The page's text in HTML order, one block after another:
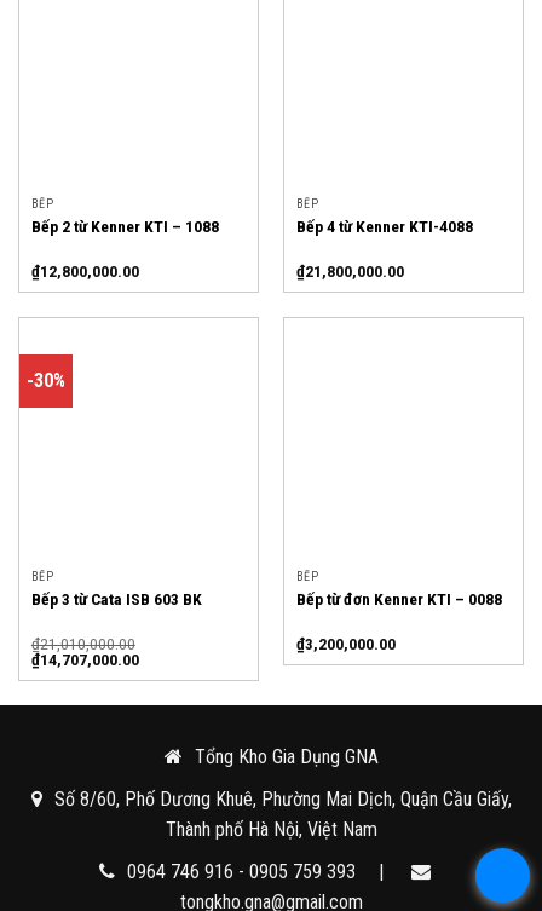
BẾP
Bếp 2 từ Kenner KTI – 1088
₫12,800,000.00
BẾP
Bếp 4 từ Kenner KTI-4088
₫21,800,000.00
-30%
BẾP
Bếp 3 từ Cata ISB 603 BK
₫21,010,000.00
₫14,707,000.00
BẾP
Bếp từ đơn Kenner KTI – 0088
₫3,200,000.00
Tổng Kho Gia Dụng GNA
Số 8/60, Phố Dương Khuê, Phường Mai Dịch, Quận Cầu Giấy,
Thành phố Hà Nội, Việt Nam
0964 746 916 - 0905 759 393
|
tongkho.gna@gmail.com